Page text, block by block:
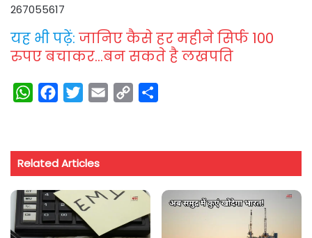
267055617
यह भी पढ़ें: जानिए कैसे हर महीने सिर्फ 100
रुपए बचाकर…बन सकते है लखपति
W
t
s
A
p
p
e
b
o
o
k
t
t
e
r
i
y
i
k
r
Related Articles